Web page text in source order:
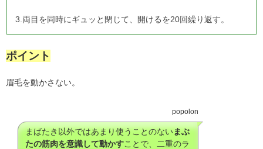
3.両目を同時にギュッと閉じて、開けるを20回繰り返す。
ポイント
眉毛を動かさない。
popolon
まばたき以外ではあまり使うことのないまぶ
たの筋肉を意識して動かすことで、二重のラ